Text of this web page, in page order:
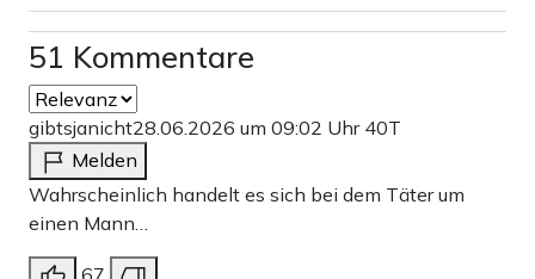
51 Kommentare
gibtsjanicht28.06.2026 um 09:02 Uhr 40T
Melden
Wahrscheinlich handelt es sich bei dem Täter um
einen Mann…